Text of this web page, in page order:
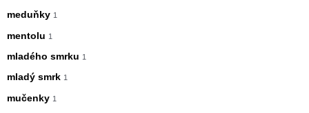
meduňky 1
mentolu 1
mladého smrku 1
mladý smrk 1
mučenky 1